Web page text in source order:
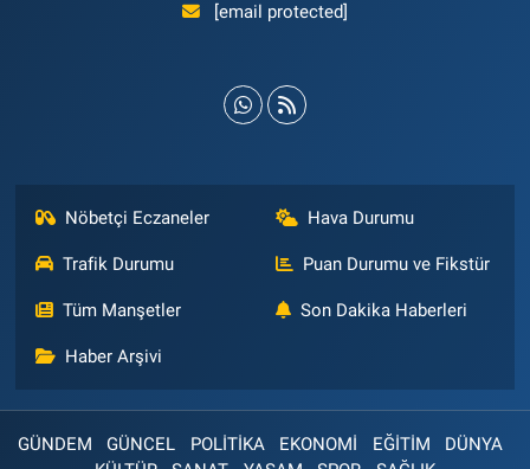
[email protected]
Nöbetçi Eczaneler Hava Durumu
Trafik Durumu Puan Durumu ve Fikstür
Tüm Manşetler Son Dakika Haberleri
Haber Arşivi
GÜNDEM GÜNCEL POLİTİKA EKONOMİ EĞİTİM
DÜNYA